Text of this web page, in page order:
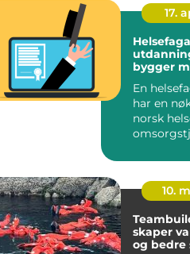
17.
utdanning
bygger
En
har en
norsk
jobber ...
10.
skaper
og bedre